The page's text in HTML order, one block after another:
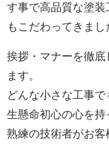
す事で高品質な塗
もこだわってきまし
挨拶・マナーを徹
ます。
どんな小さな工事
生懸命初心の心を持
熟練の技術者がお客